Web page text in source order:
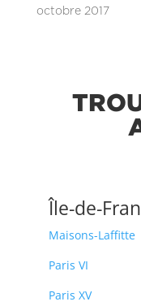
octobre 2017
Île-de-
Maisons-Laffitte
Paris VI
Paris XV